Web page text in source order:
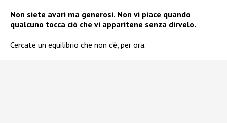
Non siete avari ma generosi. Non vi piace quando
qualcuno tocca ciò che vi apparitene senza dirvelo.
Cercate un equilibrio che non c’è, per ora.